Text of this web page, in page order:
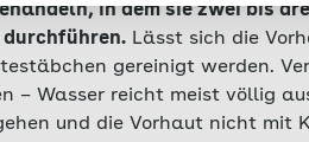
in dem sie zwei bis
durchführen. Lässt sich die
gereinigt werden.
– Wasser reicht meist völlig
und die Vorhaut nicht mit